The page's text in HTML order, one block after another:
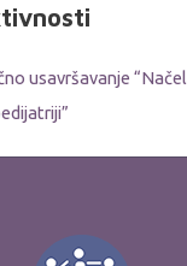
usavršavanje